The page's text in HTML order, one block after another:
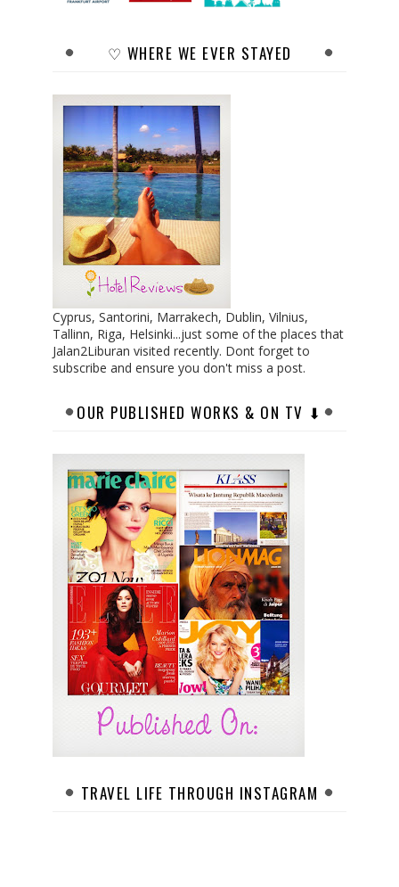
♡ WHERE WE EVER STAYED
Cyprus, Santorini, Marrakech, Dublin, Vilnius,
Tallinn, Riga, Helsinki...just some of the places that
Jalan2Liburan visited recently. Dont forget to
subscribe and ensure you don't miss a post.
OUR PUBLISHED WORKS & ON TV ⬇︎
TRAVEL LIFE THROUGH INSTAGRAM